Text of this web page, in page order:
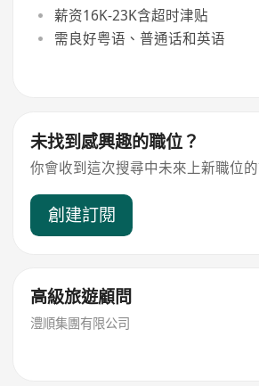
薪资16K-23K含超时津贴
需良好粤语、普通话和英语
未找到感興趣的職位？
你會收到這次搜尋中未來上新職位
創建訂閱
高級旅遊顧問
澧順集團有限公司